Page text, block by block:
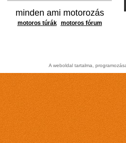
minden ami motorozás
motoros túrák motoros fórum
A weboldal tartalma,